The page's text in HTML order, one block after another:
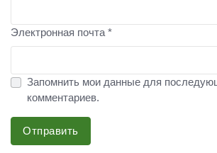
Электронная почта *
Запомнить мои данные для
комментариев.
Отправить